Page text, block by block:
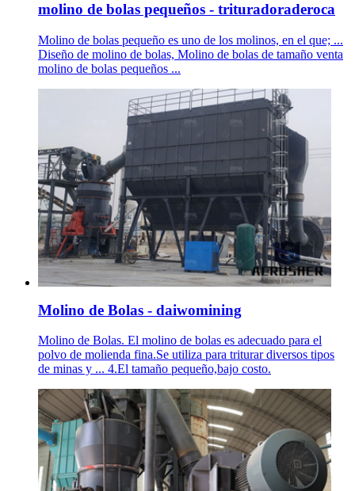
molino de bolas pequeños - trituradoraderoca
Molino de bolas pequeño es uno de los molinos, en el que; ...
Diseño de molino de bolas, Molino de bolas de tamaño venta
molino de bolas pequeños ...
Molino de Bolas - daiwomining
Molino de Bolas. El molino de bolas es adecuado para el
polvo de molienda fina.Se utiliza para triturar diversos tipos
de minas y ... 4.El tamaño pequeño,bajo costo.